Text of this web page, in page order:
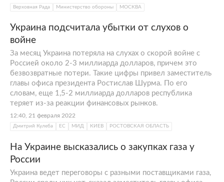
Верховная Рада Министерство обороны МОСКВА
Украина подсчитала убытки от слухов о
войне
За месяц Украина потеряла на слухах о скорой войне с
Россией около 2-3 миллиарда долларов, причем это
безвозвратные потери. Такие цифры привел заместитель
главы офиса президента Ростислав Шурма. По его
словам, еще 1,5-2 миллиарда долларов республика
теряет из-за реакции финансовых рынков.
12:40, 21 февраля 2022
Дмитрий Кулеба ЕС МИД КИЕВ РОСТОВСКАЯ ОБЛАСТЬ
На Украине высказались о закупках газа у
России
Украина ведет переговоры с разными поставщиками газа,